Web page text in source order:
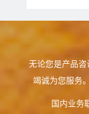
无论您是产品
竭诚为您服务
国内业务